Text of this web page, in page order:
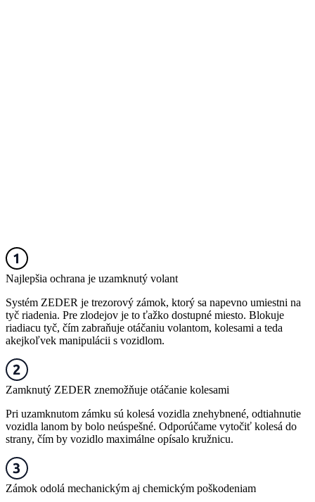
Najlepšia ochrana je uzamknutý volant
Systém ZEDER je trezorový zámok, ktorý sa napevno umiestni na
tyč riadenia. Pre zlodejov je to ťažko dostupné miesto. Blokuje
riadiacu tyč, čím zabraňuje otáčaniu volantom, kolesami a teda
akejkoľvek manipulácii s vozidlom.
Zamknutý ZEDER znemožňuje otáčanie kolesami
Pri uzamknutom zámku sú kolesá vozidla znehybnené, odtiahnutie
vozidla lanom by bolo neúspešné. Odporúčame vytočiť kolesá do
strany, čím by vozidlo maximálne opísalo kružnicu.
Zámok odolá mechanickým aj chemickým poškodeniam